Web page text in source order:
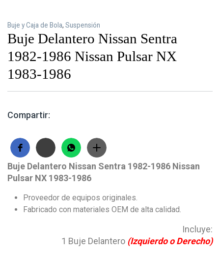
Buje y Caja de Bola, Suspensión
Buje Delantero Nissan Sentra
1982-1986 Nissan Pulsar NX
1983-1986
Compartir:
Buje Delantero Nissan Sentra 1982-1986 Nissan
Pulsar NX 1983-1986
Proveedor de equipos originales.
Fabricado con materiales OEM de alta calidad.
Incluye:
1 Buje Delantero (Izquierdo o Derecho)